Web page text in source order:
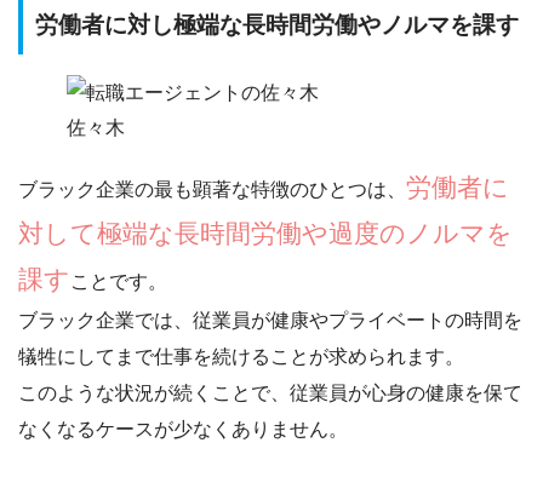
労働者に対し極端な長時間労働やノルマを課す
佐々木
ブラック企業の最も顕著な特徴のひとつは、 労働者に
対して極端な長時間労働や過度のノルマを
課す ことです。
ブラック企業では、従業員が健康やプライベートの時間を
犠牲にしてまで仕事を続ける ことが求められます。
このような状況が続くことで、従業員が心身の健康を保て
なくなるケースが少なくありません。